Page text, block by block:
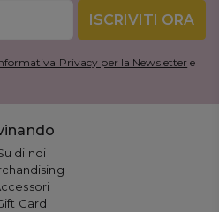
ISCRIVITI ORA
Privacy per la Newsletter e
di noi
Card